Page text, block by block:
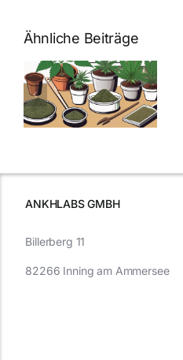
Ähnliche Beiträge
Neue THC-
Grenzwert-
Regelung:
Was Sie über
Cannabis und
müssen
ANKHLABS GMBH
Billerberg 11
82266 Inning am Ammersee